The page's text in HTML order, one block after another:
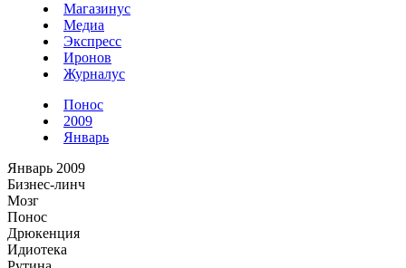
Магазинус
Медиа
Экспресс
Иронов
Журналус
Понос
2009
Январь
Январь 2009
Бизнес-линч
Мозг
Понос
Дрюкенция
Идиотека